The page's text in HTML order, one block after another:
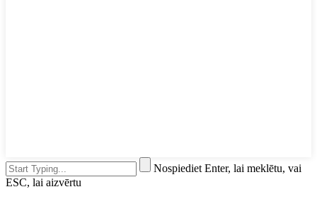
Nospiediet Enter, lai meklētu, vai
ESC, lai aizvērtu